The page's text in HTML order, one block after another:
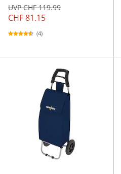
CHF 81.15
UVP CHF 119.99
(4)